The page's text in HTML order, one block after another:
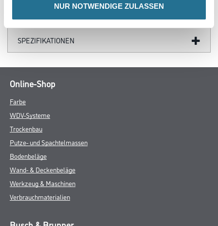
NUR NOTWENDIGE ZULASSEN
SPEZIFIKATIONEN
Online-Shop
Farbe
WDV-Systeme
Trockenbau
Putze- und Spachtelmassen
Bodenbeläge
Wand- & Deckenbeläge
Werkzeug & Maschinen
Verbrauchmaterialien